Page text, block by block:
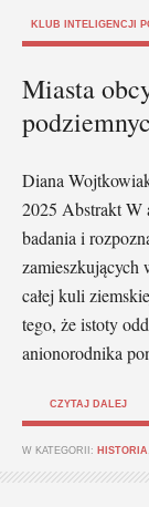
KLUB INTELIGENCJI
Miasta
Diana
2025 Abstrakt W
badania i
zamieszkujących
całej kuli
tego, że istoty
anionorodnika
CZYTAJ DALEJ
W KATEGORII: HISTORIA